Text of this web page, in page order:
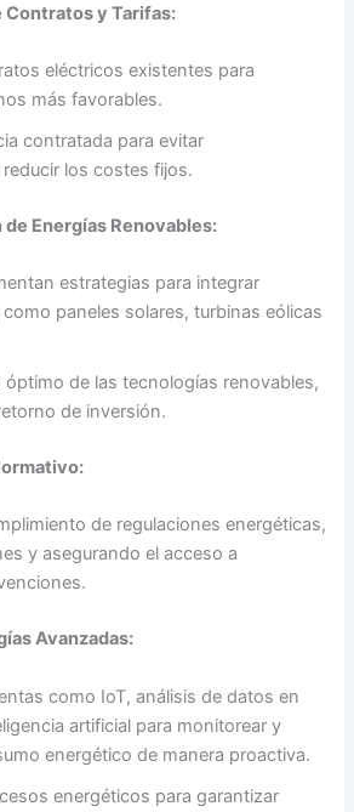
Contratos y Tarifas:
eléctricos existentes para
más favorables.
contratada para evitar
los costes fijos.
Energías Renovables:
estrategias para integrar
paneles solares, turbinas eólicas
óptimo de las tecnologías renovables,
de inversión.
de regulaciones energéticas,
y asegurando el acceso a
Avanzadas:
como IoT, análisis de datos en
artificial para monitorear y
energético de manera proactiva.
energéticos para garantizar